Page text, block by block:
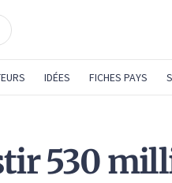
IDÉES FICHES PAYS
530